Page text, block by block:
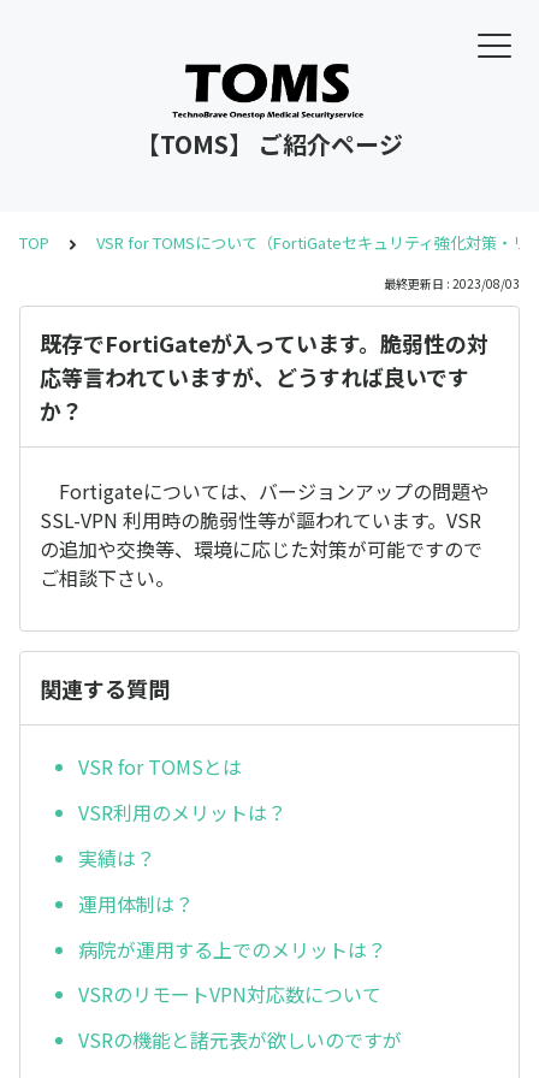
【TOMS】 ご紹介ページ
TOP VSR for TOMSについて（FortiGateセキュリティ強化対策・リ
最終更新日 : 2023/08/03
既存でFortiGateが入っています。脆弱性の対
応等言われていますが、どうすれば良いです
か？
Fortigateについては、バージョンアップの問題や
SSL-VPN 利用時の脆弱性等が謳われています。VSR
の追加や交換等、環境に応じた対策が可能ですので
ご相談下さい。
関連する質問
VSR for TOMSとは
VSR利用のメリットは？
実績は？
運用体制は？
病院が運用する上でのメリットは？
VSRのリモートVPN対応数について
VSRの機能と諸元表が欲しいのですが